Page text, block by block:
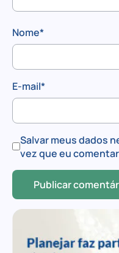
Nome*
E-mail*
Salvar meus dados
vez que eu